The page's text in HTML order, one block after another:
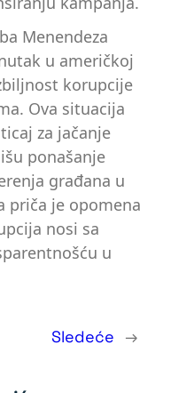
Menendeza
u američkoj
korupcije
Ova situacija
za jačanje
ponašanje
građana u
priča je opomena
nosi sa
u
Sledeće →